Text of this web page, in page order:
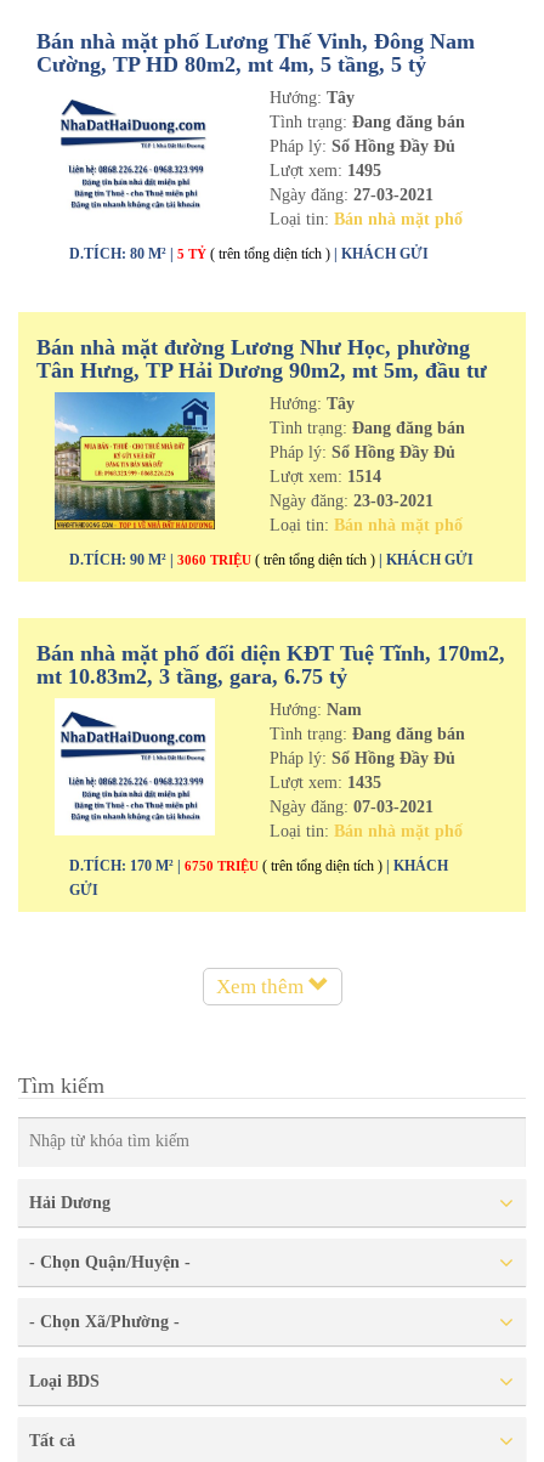
Bán nhà mặt phố Lương Thế Vinh, Đông Nam
Cường, TP HD 80m2, mt 4m, 5 tầng, 5 tỷ
Hướng: Tây
Tình trạng: Đang đăng bán
Pháp lý: Sổ Hồng Đầy Đủ
Lượt xem: 1495
Ngày đăng: 27-03-2021
Loại tin: Bán nhà mặt phố
D.TÍCH: 80 M² | 5 TỶ ( trên tổng diện tích ) | KHÁCH GỬI
Bán nhà mặt đường Lương Như Học, phường
Tân Hưng, TP Hải Dương 90m2, mt 5m, đầu tư
cực tốt
Hướng: Tây
Tình trạng: Đang đăng bán
Pháp lý: Sổ Hồng Đầy Đủ
Lượt xem: 1514
Ngày đăng: 23-03-2021
Loại tin: Bán nhà mặt phố
D.TÍCH: 90 M² | 3060 TRIỆU ( trên tổng diện tích ) | KHÁCH GỬI
Bán nhà mặt phố đối diện KĐT Tuệ Tĩnh, 170m2,
mt 10.83m2, 3 tầng, gara, 6.75 tỷ
Hướng: Nam
Tình trạng: Đang đăng bán
Pháp lý: Sổ Hồng Đầy Đủ
Lượt xem: 1435
Ngày đăng: 07-03-2021
Loại tin: Bán nhà mặt phố
D.TÍCH: 170 M² | 6750 TRIỆU ( trên tổng diện tích )
| KHÁCH
GỬI
Xem thêm
Tìm kiếm
Hải Dương
- Chọn Quận/Huyện -
- Chọn Xã/Phường -
Loại BDS
Tất cả